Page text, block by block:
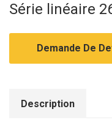
Série linéaire
Demande De
Description